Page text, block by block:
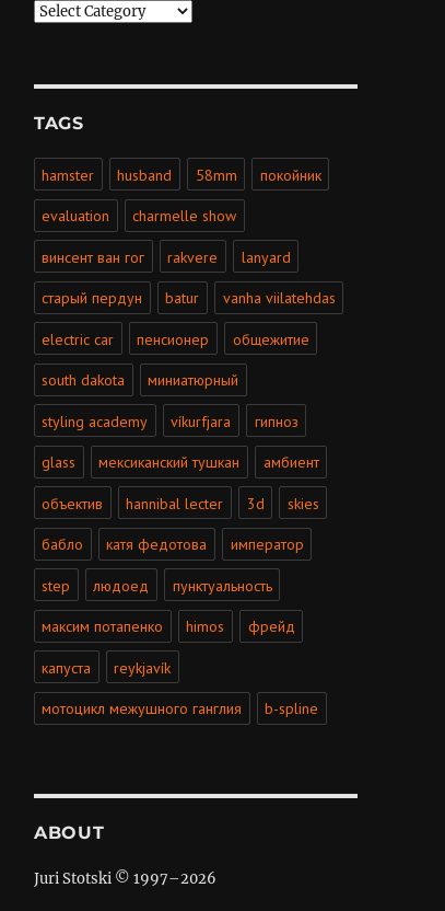
Categories
TAGS
hamster husband 58mm покойник
evaluation charmelle show
винсент ван гог rakvere lanyard
старый пердун batur vanha viilatehdas
electric car пенсионер общежитие
south dakota миниатюрный
styling academy víkurfjara гипноз
glass мексиканский тушкан амбиент
объектив hannibal lecter 3d skies
бабло катя федотова император
step людоед пунктуальность
максим потапенко himos фрейд
капуста reykjavík
мотоцикл межушного ганглия b-spline
ABOUT
Juri Stotski © 1997–2026